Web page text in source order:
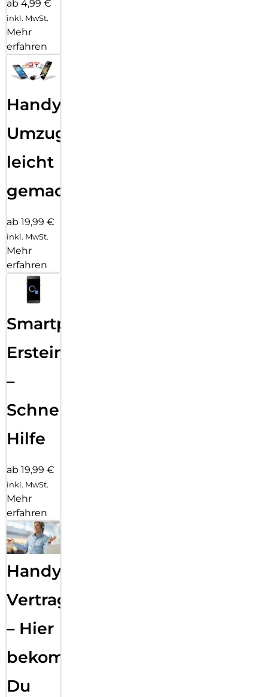
ab 4,99 €
inkl. MwSt.
Mehr
erfahren
Handy
Umzug
leicht
gemacht!
ab 19,99 €
inkl. MwSt.
Mehr
erfahren
Smartphone
Ersteinrichtung
–
Schnelle
Hilfe
ab 19,99 €
inkl. MwSt.
Mehr
erfahren
Handy
Vertragsabwicklung
– Hier
bekommst
Du